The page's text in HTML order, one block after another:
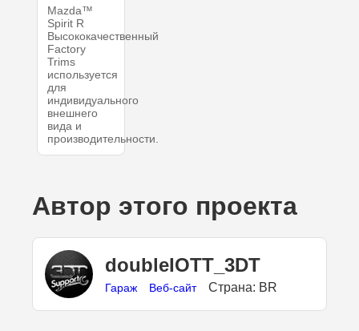
Mazda™
Spirit R
Высококачественный
Factory
Trims
используется
для
индивидуального
внешнего
вида и
производительности.
Автор этого проекта
doubleIOTT_3DT
Гараж Веб-сайт Страна: BR